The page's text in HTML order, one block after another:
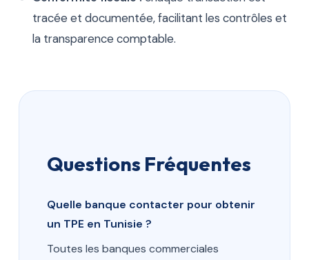
tracée et documentée, facilitant les contrôles et
la transparence comptable.
Questions Fréquentes
Quelle banque contacter pour obtenir
un TPE en Tunisie ?
Toutes les banques commerciales